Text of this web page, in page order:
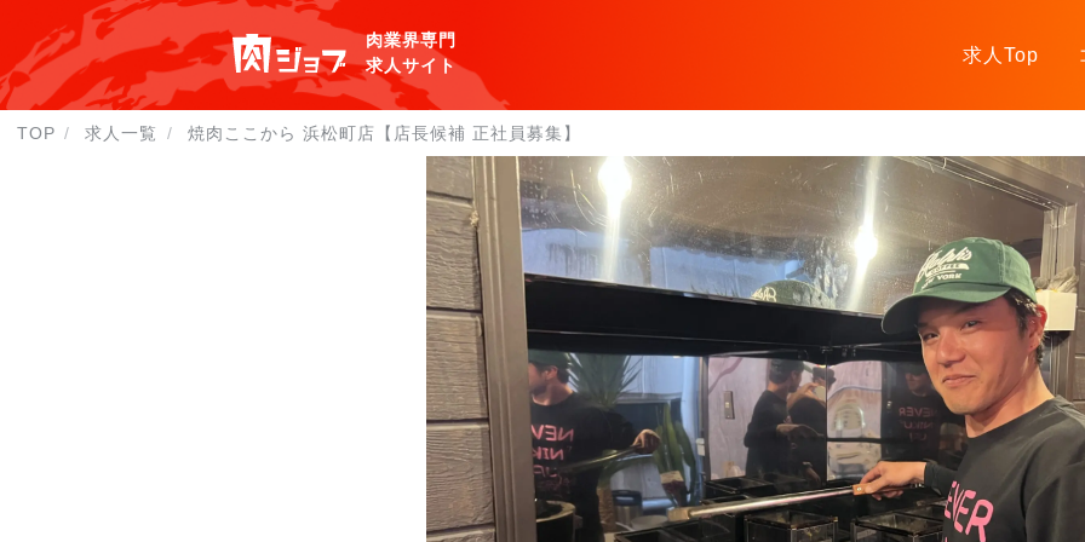
肉業界専門
求人サイト
求人Top
TOP 求人一覧 焼肉ここから 浜松町店【店長候補 正社員募集】